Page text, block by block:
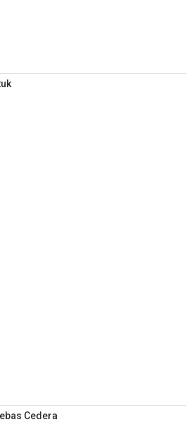
Cedera